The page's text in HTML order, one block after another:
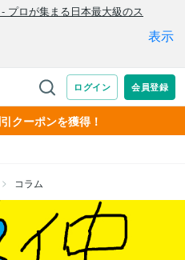
クーポンを獲得！
コラム